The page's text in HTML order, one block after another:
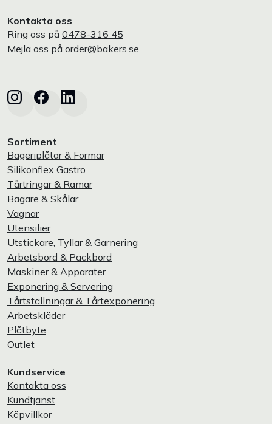
Kontakta oss
Ring oss på 0478-316 45
Mejla oss på order@bakers.se
Sortiment
Bageriplåtar & Formar
Silikonflex Gastro
Tårtringar & Ramar
Bägare & Skålar
Vagnar
Utensilier
Utstickare, Tyllar & Garnering
Arbetsbord & Packbord
Maskiner & Apparater
Exponering & Servering
Tårtställningar & Tårtexponering
Arbetskläder
Plåtbyte
Outlet
Kundservice
Kontakta oss
Kundtjänst
Köpvillkor